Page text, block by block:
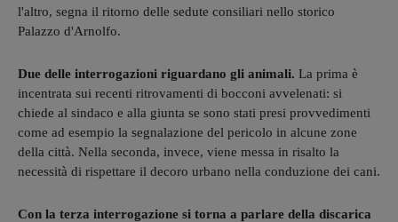
l'altro, segna il ritorno delle sedute consiliari nello storico
Palazzo d'Arnolfo.
Due delle interrogazioni riguardano gli animali. La prima è
incentrata sui recenti ritrovamenti di bocconi avvelenati: si
chiede al sindaco e alla giunta se sono stati presi provvedimenti
come ad esempio la segnalazione del pericolo in alcune zone
della città. Nella seconda, invece, viene messa in risalto la
necessità di rispettare il decoro urbano nella conduzione dei cani.
Con la terza interrogazione si torna a parlare della discarica